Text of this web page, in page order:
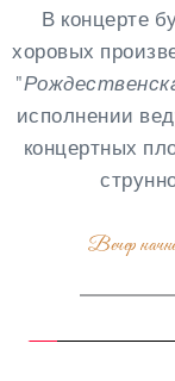
хоровых
"
исполнении
концертных
Вечер